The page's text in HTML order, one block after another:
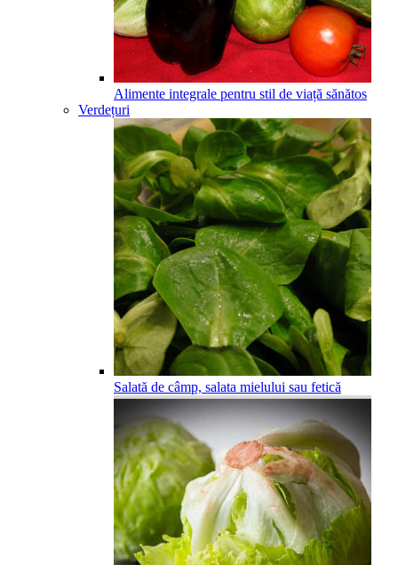
Alimente integrale pentru stil de viață sănătos
Verdețuri
Salată de câmp, salata mielului sau fetică